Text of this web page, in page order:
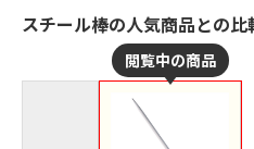
スチール棒の人気商品との比